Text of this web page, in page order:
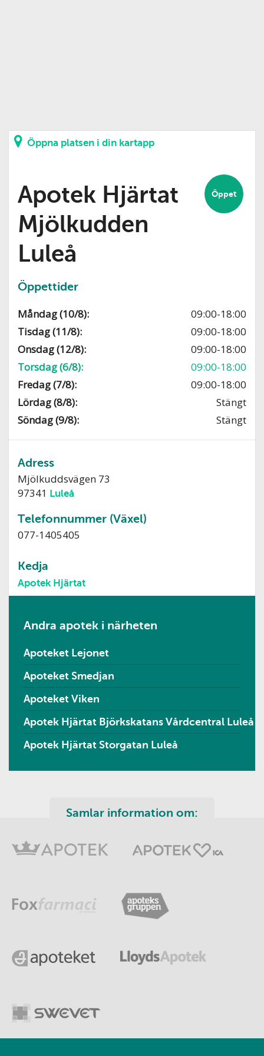
Öppna platsen i din kartapp
Öppet
Apotek Hjärtat
Mjölkudden
Luleå
Öppettider
Måndag (10/8):
09:00-18:00
Tisdag (11/8):
09:00-18:00
Onsdag (12/8):
09:00-18:00
Torsdag (6/8):
09:00-18:00
Fredag (7/8):
09:00-18:00
Lördag (8/8):
Stängt
Söndag (9/8):
Stängt
Adress
Mjölkuddsvägen 73
97341 Luleå
Telefonnummer (Växel)
077-1405405
Kedja
Apotek Hjärtat
Andra apotek i närheten
Apoteket Lejonet
Apoteket Smedjan
Apoteket Viken
Apotek Hjärtat Björkskatans Vårdcentral Luleå
Apotek Hjärtat Storgatan Luleå
Samlar information om: